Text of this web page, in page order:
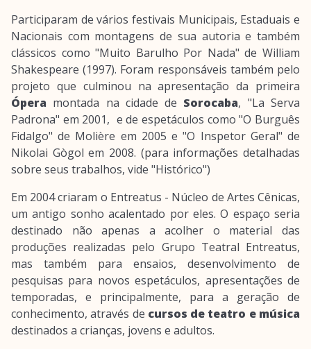
Participaram de vários festivais Municipais, Estaduais e
Nacionais com montagens de sua autoria e também
clássicos como "Muito Barulho Por Nada" de William
Shakespeare (1997). Foram responsáveis também pelo
projeto que culminou na apresentação da primeira
Ópera montada na cidade de Sorocaba, "La Serva
Padrona" em 2001, e de espetáculos como "O Burguês
Fidalgo" de Molière em 2005 e "O Inspetor Geral" de
Nikolai Gògol em 2008. (para informações detalhadas
sobre seus trabalhos, vide "Histórico")
Em 2004 criaram o Entreatus - Núcleo de Artes Cênicas,
um antigo sonho acalentado por eles. O espaço seria
destinado não apenas a acolher o material das
produções realizadas pelo Grupo Teatral Entreatus,
mas também para ensaios, desenvolvimento de
pesquisas para novos espetáculos, apresentações de
temporadas, e principalmente, para a geração de
conhecimento, através de cursos de teatro e música
destinados a crianças, jovens e adultos.